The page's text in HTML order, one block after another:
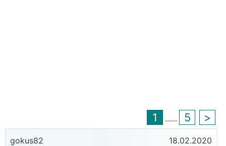
1 ...... 5 >
gokus82 18.02.2020